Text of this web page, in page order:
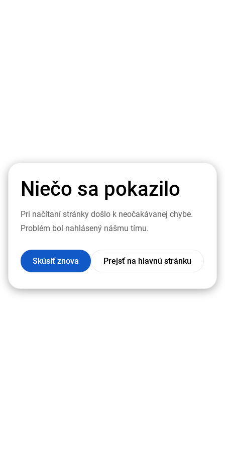
Niečo sa pokazilo
Pri načítaní stránky došlo k neočakávanej chybe.
Problém bol nahlásený nášmu tímu.
Skúsiť znova Prejsť na hlavnú stránku